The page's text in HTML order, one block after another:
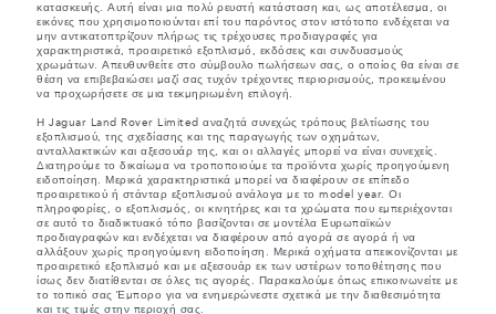
κατασκευής. Αυτή είναι μια πολύ ρευστή κατάσταση και, ως αποτέλεσμα, οι
εικόνες που χρησιμοποιούνται επί του παρόντος στον ιστότοπο ενδέχεται να
μην αντικατοπτρίζουν πλήρως τις τρέχουσες προδιαγραφές για
χαρακτηριστικά, προαιρετικό εξοπλισμό, εκδόσεις και συνδυασμούς
χρωμάτων. Απευθυνθείτε στο σύμβουλο πωλήσεων σας, ο οποίος θα είναι σε
θέση να επιβεβαιώσει μαζί σας τυχόν τρέχοντες περιορισμούς, προκειμένου
να προχωρήσετε σε μια τεκμηριωμένη επιλογή.
Η Jaguar Land Rover Limited αναζητά συνεχώς τρόπους βελτίωσης του
εξοπλισμού, της σχεδίασης και της παραγωγής των οχημάτων,
ανταλλακτικών και αξεσουάρ της, και οι αλλαγές μπορεί να είναι συνεχείς.
Διατηρούμε το δικαίωμα να τροποποιούμε τα προϊόντα χωρίς προηγούμενη
ειδοποίηση. Μερικά χαρακτηριστικά μπορεί να διαφέρουν σε επίπεδο
προαιρετικού ή στάνταρ εξοπλισμού ανάλογα με το model year. Οι
πληροφορίες, ο εξοπλισμός, οι κινητήρες και τα χρώματα που εμπεριέχονται
σε αυτό το διαδικτυακό τόπο βασίζονται σε μοντέλα Ευρωπαϊκών
προδιαγραφών και ενδέχεται να διαφέρουν από αγορά σε αγορά ή να
αλλάξουν χωρίς προηγούμενη ειδοποίηση. Μερικά οχήματα απεικονίζονται με
προαιρετικό εξοπλισμό και με αξεσουάρ εκ των υστέρων τοποθέτησης που
ίσως δεν διατίθενται σε όλες τις αγορές. Παρακαλούμε όπως επικοινωνείτε με
το τοπικό σας Έμπορο για να ενημερώνεστε σχετικά με την διαθεσιμότητα
και τις τιμές στην περιοχή σας.